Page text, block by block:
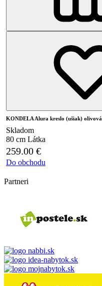
KONDELA Alura kreslo (ušiak) olivová
Skladom
80 cm Látka
259.00 €
Do obchodu
Partneri